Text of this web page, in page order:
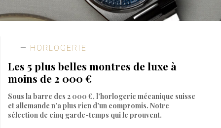
HORLOGERIE
Les 5 plus belles montres de luxe à
moins de 2 000 €
Sous la barre des 2 000 €, l’horlogerie mécanique suisse
et allemande n’a plus rien d’un compromis. Notre
sélection de cinq garde-temps qui le prouvent.